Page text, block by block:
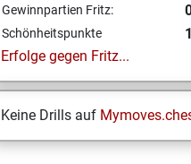
Gewinnpartien Fritz:
Schönheitspunkte
Erfolge gegen Fritz...
Keine Drills auf